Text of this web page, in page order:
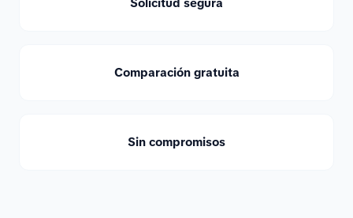
Comparación gratuita
Sin compromisos